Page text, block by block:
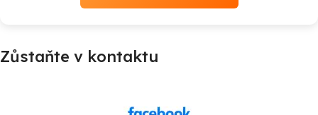
Zůstaňte v kontaktu